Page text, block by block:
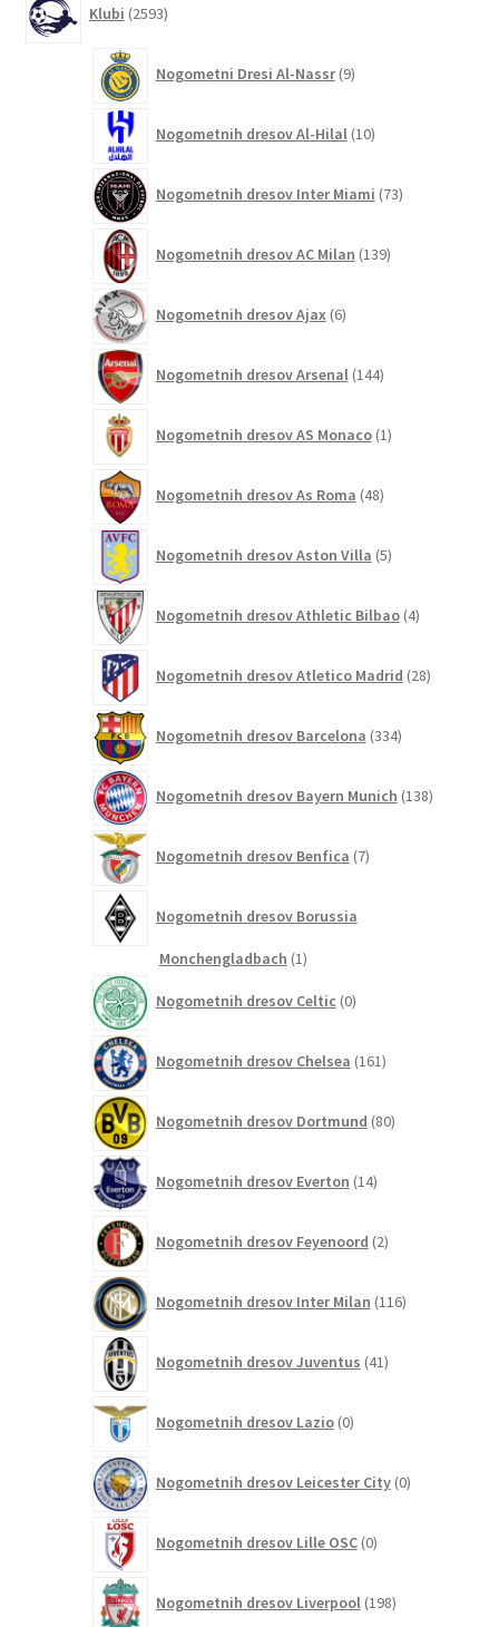
Klubi 2593izdelkov
Nogometni Dresi Al-Nassr 9izdelkov
Nogometnih dresov Al-Hilal 10izdelkov
Nogometnih dresov Inter Miami 73izdelkov
Nogometnih dresov AC Milan 139izdelkov
Nogometnih dresov Ajax 6izdelkov
Nogometnih dresov Arsenal 144izdelkov
Nogometnih dresov AS Monaco 1izdelek
Nogometnih dresov As Roma 48izdelkov
Nogometnih dresov Aston Villa 5izdelkov
Nogometnih dresov Athletic Bilbao 4izdelki
Nogometnih dresov Atletico Madrid 28izdelkov
Nogometnih dresov Barcelona 334izdelkov
Nogometnih dresov Bayern Munich 138izdelkov
Nogometnih dresov Benfica 7izdelkov
Nogometnih dresov Borussia
Monchengladbach 11
Nogometnih dresov Celtic 0izdelkov
Nogometnih dresov Chelsea 161izdelkov
Nogometnih dresov Dortmund 80izdelkov
Nogometnih dresov Everton 14izdelkov
Nogometnih dresov Feyenoord 2izdelka
Nogometnih dresov Inter Milan 116izdelkov
Nogometnih dresov Juventus 41izdelkov
Nogometnih dresov Lazio 0izdelkov
Nogometnih dresov Leicester City 0izdelkov
Nogometnih dresov Lille OSC 0izdelkov
Nogometnih dresov Liverpool 198izdelkov